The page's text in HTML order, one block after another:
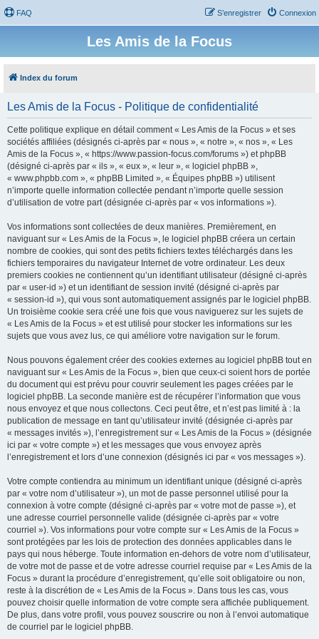
FAQ Connexion
S’enregistrer
Les Amis de la Focus
Index du forum
Les Amis de la Focus - Politique de confidentialité
Cette politique explique en détail comment « Les Amis de la Focus » et ses
sociétés affiliées (désignés ci-après par « nous », « notre », « nos », « Les
Amis de la Focus », « https://www.passion-focus.com/forums ») et phpBB
(désigné ci-après par « ils », « eux », « leur », « logiciel phpBB »,
« www.phpbb.com », « phpBB Limited », « Équipes phpBB ») utilisent
n’importe quelle information collectée pendant n’importe quelle session
d’utilisation de votre part (désignée ci-après par « vos informations »).
Vos informations sont collectées de deux manières. Premièrement, en
naviguant sur « Les Amis de la Focus », le logiciel phpBB créera un certain
nombre de cookies, qui sont des petits fichiers textes téléchargés dans les
fichiers temporaires du navigateur Internet de votre ordinateur. Les deux
premiers cookies ne contiennent qu’un identifiant utilisateur (désigné ci-après
par « user-id ») et un identifiant de session invité (désigné ci-après par
« session-id »), qui vous sont automatiquement assignés par le logiciel phpBB.
Un troisième cookie sera créé une fois que vous naviguerez sur les sujets de
« Les Amis de la Focus » et est utilisé pour stocker les informations sur les
sujets que vous avez lus, ce qui améliore votre navigation sur le forum.
Nous pouvons également créer des cookies externes au logiciel phpBB tout en
naviguant sur « Les Amis de la Focus », bien que ceux-ci soient hors de portée
du document qui est prévu pour couvrir seulement les pages créées par le
logiciel phpBB. La seconde manière est de récupérer l’information que vous
nous envoyez et que nous collectons. Ceci peut être, et n’est pas limité à : la
publication de message en tant qu’utilisateur invité (désignée ci-après par
« messages invités »), l’enregistrement sur « Les Amis de la Focus » (désignée
ici par « votre compte ») et les messages que vous envoyez après
l’enregistrement et lors d’une connexion (désignés ici par « vos messages »).
Votre compte contiendra au minimum un identifiant unique (désigné ci-après
par « votre nom d’utilisateur »), un mot de passe personnel utilisé pour la
connexion à votre compte (désigné ci-après par « votre mot de passe »), et
une adresse courriel personnelle valide (désignée ci-après par « votre
courriel »). Vos informations pour votre compte sur « Les Amis de la Focus »
sont protégées par les lois de protection des données applicables dans le
pays qui nous héberge. Toute information en-dehors de votre nom d’utilisateur,
de votre mot de passe et de votre adresse courriel requise par « Les Amis de la
Focus » durant la procédure d’enregistrement, qu’elle soit obligatoire ou non,
reste à la discrétion de « Les Amis de la Focus ». Dans tous les cas, vous
pouvez choisir quelle information de votre compte sera affichée publiquement.
De plus, dans votre profil, vous pouvez souscrire ou non à l’envoi automatique
de courriel par le logiciel phpBB.